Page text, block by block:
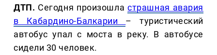
ДТП. Сегодня произошластрашная авария
в Кабардино-Балкарии – туристический
автобус упал с моста в реку. В автобусе
сидели 30 человек.